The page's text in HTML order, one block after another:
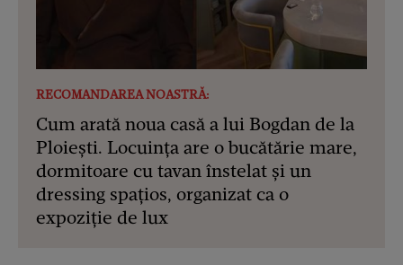
RECOMANDAREA NOASTRĂ:
Cum arată noua casă a lui Bogdan de la
Ploiești. Locuința are o bucătărie mare,
dormitoare cu tavan înstelat și un
dressing spațios, organizat ca o
expoziție de lux